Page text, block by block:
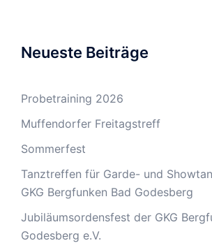
Neueste Beiträge
Probetraining 2026
Muffendorfer Freitagstreff
Sommerfest
Tanztreffen für Garde- und
GKG Bergfunken Bad Godesberg
Jubiläumsordensfest der GKG
Godesberg e.V.